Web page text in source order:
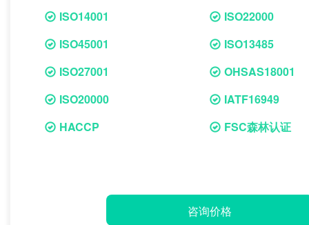
ISO14001
ISO22000
ISO45001
ISO13485
ISO27001
OHSAS18001
ISO20000
IATF16949
HACCP
FSC森林认证
咨询价格